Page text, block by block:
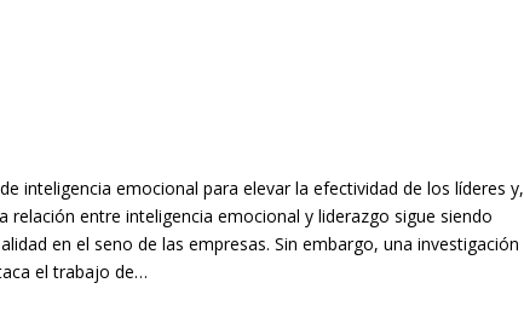
inteligencia emocional para elevar la efectividad de los líderes y,
entre inteligencia emocional y liderazgo sigue siendo
en el seno de las empresas. Sin embargo, una investigación
el trabajo de…